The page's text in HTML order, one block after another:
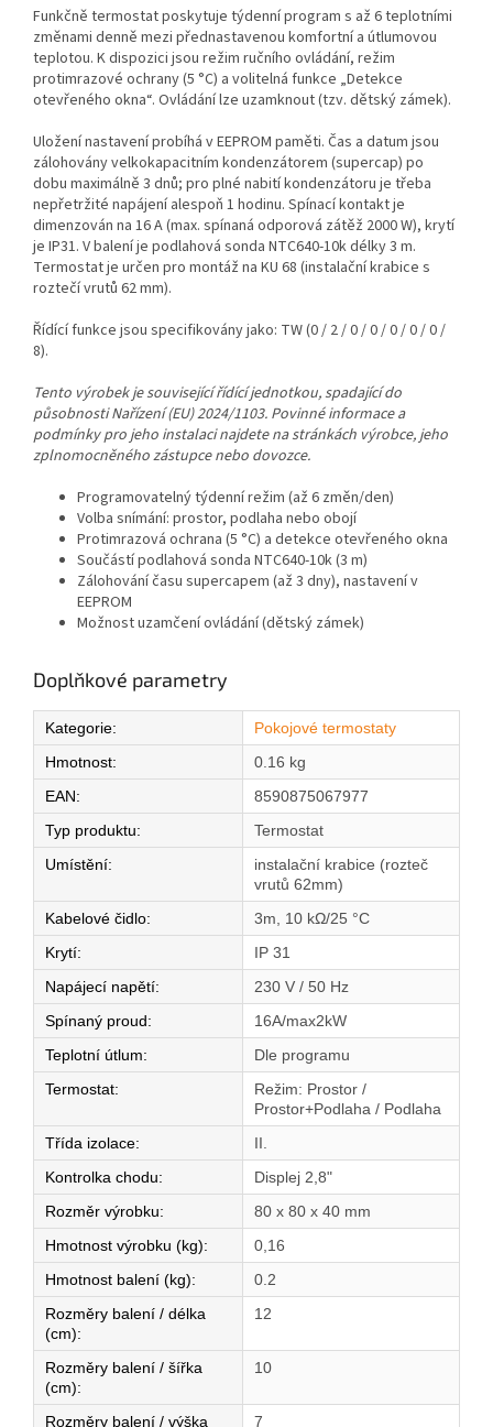
Funkčně termostat poskytuje týdenní program s až 6 teplotními
změnami denně mezi přednastavenou komfortní a útlumovou
teplotou. K dispozici jsou režim ručního ovládání, režim
protimrazové ochrany (5 °C) a volitelná funkce „Detekce
otevřeného okna“. Ovládání lze uzamknout (tzv. dětský zámek).
Uložení nastavení probíhá v EEPROM paměti. Čas a datum jsou
zálohovány velkokapacitním kondenzátorem (supercap) po
dobu maximálně 3 dnů; pro plné nabití kondenzátoru je třeba
nepřetržité napájení alespoň 1 hodinu. Spínací kontakt je
dimenzován na 16 A (max. spínaná odporová zátěž 2000 W), krytí
je IP31. V balení je podlahová sonda NTC640-10k délky 3 m.
Termostat je určen pro montáž na KU 68 (instalační krabice s
roztečí vrutů 62 mm).
Řídící funkce jsou specifikovány jako: TW (0 / 2 / 0 / 0 / 0 / 0 / 0 /
8).
Tento výrobek je související řídící jednotkou, spadající do
působnosti Nařízení (EU) 2024/1103. Povinné informace a
podmínky pro jeho instalaci najdete na stránkách výrobce, jeho
zplnomocněného zástupce nebo dovozce.
Programovatelný týdenní režim (až 6 změn/den)
Volba snímání: prostor, podlaha nebo obojí
Protimrazová ochrana (5 °C) a detekce otevřeného okna
Součástí podlahová sonda NTC640-10k (3 m)
Zálohování času supercapem (až 3 dny), nastavení v
EEPROM
Možnost uzamčení ovládání (dětský zámek)
Doplňkové parametry
Kategorie:
Pokojové termostaty
Hmotnost:
0.16 kg
EAN:
8590875067977
Typ produktu:
Termostat
Umístění:
instalační krabice (rozteč
vrutů 62mm)
Kabelové čidlo:
3m, 10 kΩ/25 °C
Krytí:
IP 31
Napájecí napětí:
230 V / 50 Hz
Spínaný proud:
16A/max2kW
Teplotní útlum:
Dle programu
Termostat:
Režim: Prostor /
Prostor+Podlaha / Podlaha
Třída izolace:
II.
Kontrolka chodu:
Displej 2,8"
Rozměr výrobku:
80 x 80 x 40 mm
Hmotnost výrobku (kg):
0,16
Hmotnost balení (kg):
0.2
Rozměry balení / délka
(cm):
12
Rozměry balení / šířka
(cm):
10
Rozměry balení / výška 7